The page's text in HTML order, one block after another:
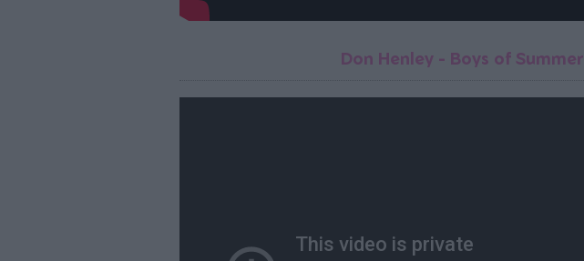
Don Henley - Boys of Summer